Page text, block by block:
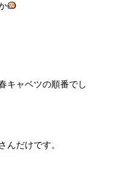
キャベツの順番でし
んだけです。